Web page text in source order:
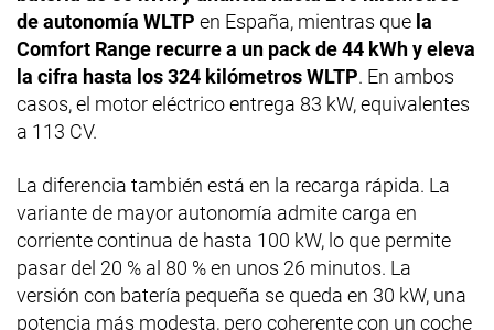
de autonomía WLTP en España, mientras que la
Comfort Range recurre a un pack de 44 kWh y eleva
la cifra hasta los 324 kilómetros WLTP. En ambos
casos, el motor eléctrico entrega 83 kW, equivalentes
a 113 CV.
La diferencia también está en la recarga rápida. La
variante de mayor autonomía admite carga en
corriente continua de hasta 100 kW, lo que permite
pasar del 20 % al 80 % en unos 26 minutos. La
versión con batería pequeña se queda en 30 kW, una
potencia más modesta, pero coherente con un coche